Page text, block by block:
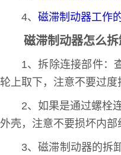
4、 磁滞制动器工作
磁滞制动器怎么拆
1、拆除连接部件：
轮上取下，注意不要过
2、如果是通过螺栓
外壳，注意不要损坏内
3、磁滞制动器的拆